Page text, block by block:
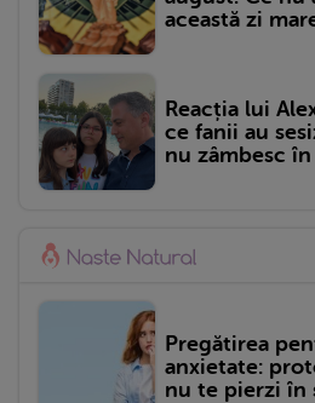
această zi
Reacția lui
ce fanii au
nu zâmbesc
Pregătirea
anxietate:
nu te pierzi în